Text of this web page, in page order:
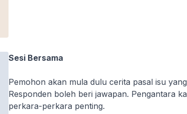
Sesi Bersama
Pemohon akan mula dulu cerita pasal isu
Responden boleh beri jawapan. Pengantara
perkara-perkara penting.